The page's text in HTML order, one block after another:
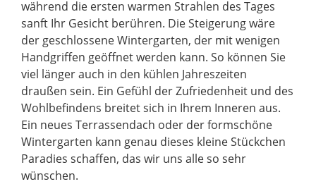
während die ersten warmen Strahlen des Tages
sanft Ihr Gesicht berühren. Die Steigerung wäre
der geschlossene Wintergarten, der mit wenigen
Handgriffen geöffnet werden kann. So können Sie
viel länger auch in den kühlen Jahreszeiten
draußen sein. Ein Gefühl der Zufriedenheit und des
Wohlbefindens breitet sich in Ihrem Inneren aus.
Ein neues Terrassendach oder der formschöne
Wintergarten kann genau dieses kleine Stückchen
Paradies schaffen, das wir uns alle so sehr
wünschen.